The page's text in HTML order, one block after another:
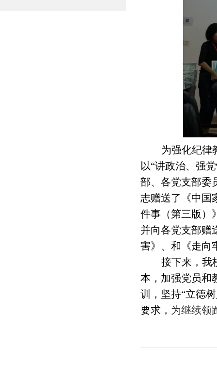
为强化纪律
以“讲政治、强
部、各党支部委
志赠送了《中国
件事（第三版）
并向各党支部赠
害》、和《走向
接下来，我
本，加强党员和
训，坚持“立德
要求， 为继续领